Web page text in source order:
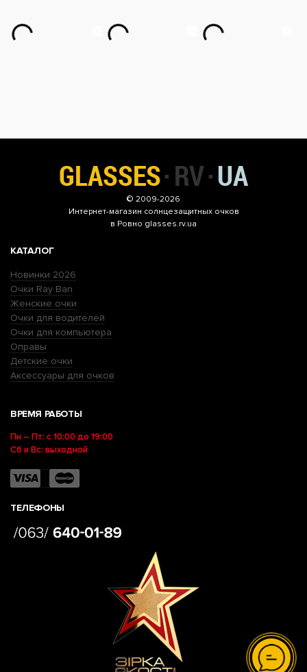
© 2009-2026
Интернет-магазин солнцезащитных очков
в Ровно glasses.rv.ua
КАТАЛОГ
Новинки 2026
Очки Ray Ban
Женские очки
Очки для водителей
Очки для компьютера
Оправы
Детские очки
Аксессуары для очков
ВРЕМЯ РАБОТЫ
Пн – Пт: с 10:00 до 19:00
Сб и Вс: выходной
ТЕЛЕФОНЫ